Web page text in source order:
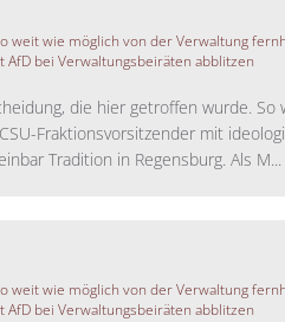
weit wie möglich von der Verwaltung
AfD bei Verwaltungsbeiräten abblitzen
die hier getroffen wurde. So
Fraktionsvorsitzender mit
Tradition in Regensburg. Als M...
weit wie möglich von der Verwaltung
AfD bei Verwaltungsbeiräten abblitzen